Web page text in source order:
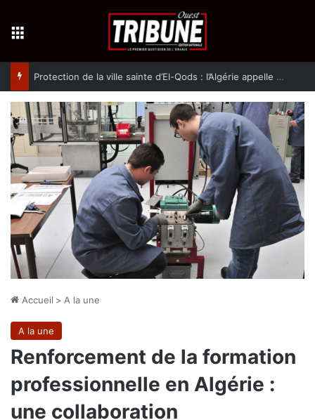
Protection de la ville sainte d’El-Qods : l’Algérie appelle à une action collective
Accueil > A la une
A la une
Renforcement de la formation
professionnelle en Algérie :
une collaboration